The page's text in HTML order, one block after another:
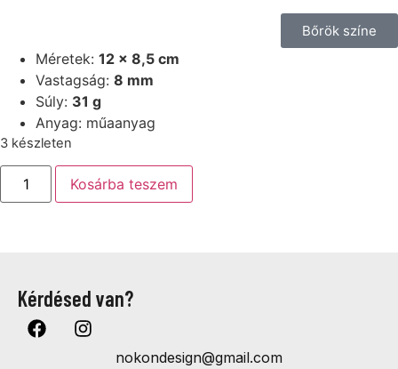
Bőrök színe
Méretek: 12 x 8,5 cm
Vastagság: 8 mm
Súly: 31 g
Anyag: műaanyag
3 készleten
Kosárba teszem
Kérdésed van?
nokondesign@gmail.com